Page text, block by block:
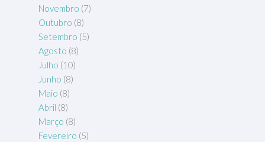
Novembro (7)
Outubro (8)
Setembro (5)
Agosto (8)
Julho (10)
Junho (8)
Maio (8)
Abril (8)
Março (8)
Fevereiro (5)